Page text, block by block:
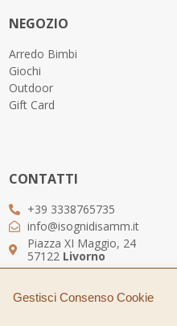
Gestisci Consenso Cookie
NEGOZIO
Arredo Bimbi
Giochi
Outdoor
Gift Card
CONTATTI
+39 3338765735
info@isognidisamm.it
Piazza XI Maggio, 24
57122 Livorno